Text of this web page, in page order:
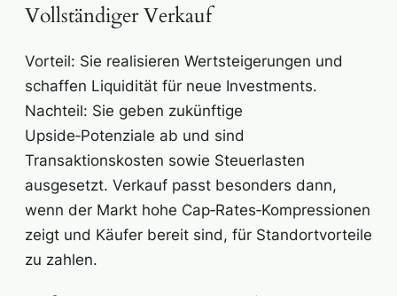
Vollständiger Verkauf
Vorteil: Sie realisieren Wertsteigerungen und
schaffen Liquidität für neue Investments.
Nachteil: Sie geben zukünftige
Upside‑Potenziale ab und sind
Transaktionskosten sowie Steuerlasten
ausgesetzt. Verkauf passt besonders dann,
wenn der Markt hohe Cap‑Rates‑Kompressionen
zeigt und Käufer bereit sind, für Standortvorteile
zu zahlen.